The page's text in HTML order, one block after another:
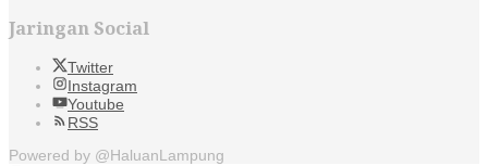
Jaringan Social
Twitter
Instagram
Youtube
RSS
Powered by @HaluanLampung